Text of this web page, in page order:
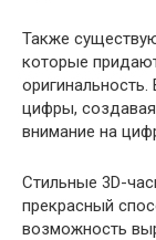
Также
которые
цифры,
внимание на
Стильные 3D-
прекрасный
возможность